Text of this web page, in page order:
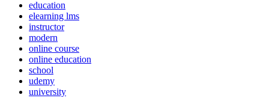
education
elearning lms
instructor
modern
online course
online education
school
udemy
university